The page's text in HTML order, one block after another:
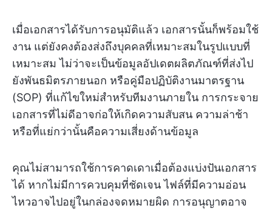
เมื่อเอกสารได้รับการอนุมัติแล้ว เอกสารนั้นก็พร้อมใช้
งาน แต่ยังคงต้องส่งถึงบุคคลที่เหมาะสมในรูปแบบที่
เหมาะสม ไม่ว่าจะเป็นข้อมูลอัปเดตผลิตภัณฑ์ที่ส่งไป
ยังพันธมิตรภายนอก หรือคู่มือปฏิบัติงานมาตรฐาน
(SOP) ที่แก้ไขใหม่สำหรับทีมงานภายใน การกระจาย
เอกสารที่ไม่ดีอาจก่อให้เกิดความสับสน ความล่าช้า
หรือที่แย่กว่านั้นคือความเสี่ยงด้านข้อมูล
คุณไม่สามารถใช้การคาดเดาเมื่อต้องแบ่งปันเอกสาร
ได้ หากไม่มีการควบคุมที่ชัดเจน ไฟล์ที่มีความอ่อน
ไหวอาจไปอยู่ในกล่องจดหมายผิด การอนุญาตอาจ